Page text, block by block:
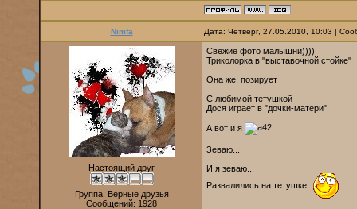
Nimfa Дата: Четверг, 27.05.2010, 10:03 |
Настоящий друг
Группа: Верные друзья
Сообщений: 1928
Свежие фото малышни))))
Триколорка в "выставочной стойке"
Она же, позирует
С любимой тетушкой
Дося играет в "дочки-матери"
А вот и я
Зеваю...
И я зеваю...
Развалились на тетушке